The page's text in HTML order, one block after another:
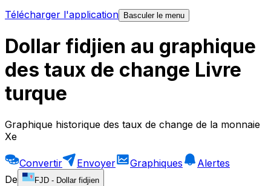
Télécharger l'application
Basculer le menu
Dollar fidjien au graphique
des taux de change Livre
turque
Graphique historique des taux de change de la monnaie
Xe
Convertir Envoyer Graphiques
Alertes
De
FJD - Dollar fidjien